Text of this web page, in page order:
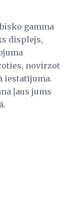
gamma
displejs,
novirzot
iestatījuma.
ļaus jums